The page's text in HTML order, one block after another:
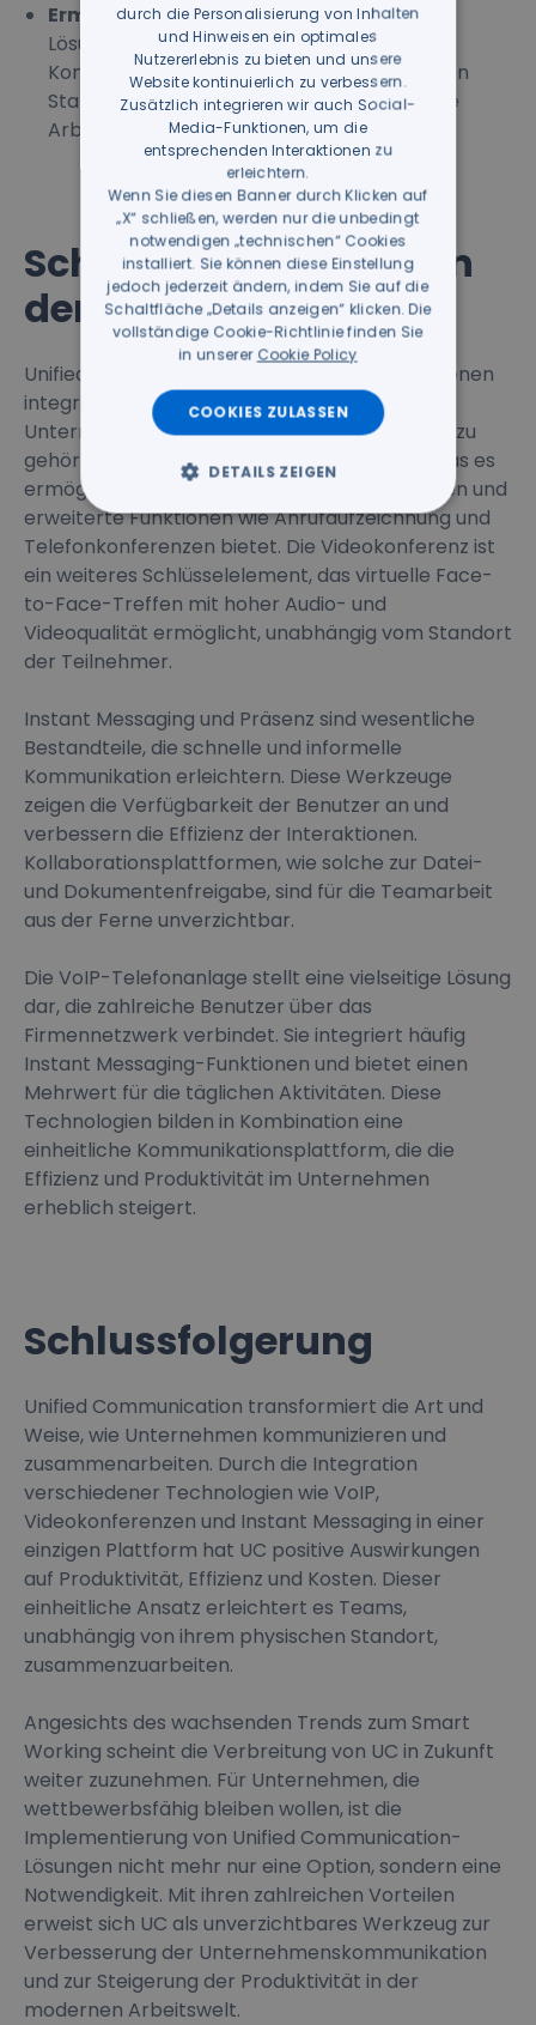
Ermöglichung von Smart Working: UC-
Lösungen ermöglichen eine effektive
Kommunikation unabhängig vom physischen
Standort, unterstützen flexibles und remote
Arbeiten.
Schlüsseltechnologien
der UC
Unified Communication basiert auf verschiedenen
integrierten Technologien, die die
Unternehmenskommunikation optimieren. Dazu
gehört VoIP (Voice over Internet Protocol), das es
ermöglicht, Anrufe über das Internet zu tätigen und
erweiterte Funktionen wie Anrufaufzeichnung und
Telefonkonferenzen bietet. Die Videokonferenz ist
ein weiteres Schlüsselelement, das virtuelle Face-
to-Face-Treffen mit hoher Audio- und
Videoqualität ermöglicht, unabhängig vom Standort
der Teilnehmer.
Instant Messaging und Präsenz sind wesentliche
Bestandteile, die schnelle und informelle
Kommunikation erleichtern. Diese Werkzeuge
zeigen die Verfügbarkeit der Benutzer an und
verbessern die Effizienz der Interaktionen.
Kollaborationsplattformen, wie solche zur Datei-
und Dokumentenfreigabe, sind für die Teamarbeit
aus der Ferne unverzichtbar.
Die VoIP-Telefonanlage stellt eine vielseitige Lösung
dar, die zahlreiche Benutzer über das
Firmennetzwerk verbindet. Sie integriert häufig
Instant Messaging-Funktionen und bietet einen
Mehrwert für die täglichen Aktivitäten. Diese
Technologien bilden in Kombination eine
einheitliche Kommunikationsplattform, die die
Effizienz und Produktivität im Unternehmen
erheblich steigert.
Schlussfolgerung
Unified Communication transformiert die Art und
Weise, wie Unternehmen kommunizieren und
zusammenarbeiten. Durch die Integration
verschiedener Technologien wie VoIP,
Videokonferenzen und Instant Messaging in einer
einzigen Plattform hat UC positive Auswirkungen
auf Produktivität, Effizienz und Kosten. Dieser
einheitliche Ansatz erleichtert es Teams,
unabhängig von ihrem physischen Standort,
zusammenzuarbeiten.
Angesichts des wachsenden Trends zum Smart
Working scheint die Verbreitung von UC in Zukunft
weiter zuzunehmen. Für Unternehmen, die
wettbewerbsfähig bleiben wollen, ist die
Implementierung von Unified Communication-
Lösungen nicht mehr nur eine Option, sondern eine
Notwendigkeit. Mit ihren zahlreichen Vorteilen
erweist sich UC als unverzichtbares Werkzeug zur
Verbesserung der Unternehmenskommunikation
und zur Steigerung der Produktivität in der
modernen Arbeitswelt.
GERMAN
durch die Personalisierung von Inhalten
und Hinweisen ein optimales
Nutzererlebnis zu bieten und unsere
Website kontinuierlich zu verbessern.
Zusätzlich integrieren wir auch Social-
Media-Funktionen, um die
entsprechenden Interaktionen zu
erleichtern.
Wenn Sie diesen Banner durch Klicken auf
„X“ schließen, werden nur die unbedingt
notwendigen „technischen“ Cookies
installiert. Sie können diese Einstellung
jedoch jederzeit ändern, indem Sie auf die
Schaltfläche „Details anzeigen“ klicken. Die
vollständige Cookie-Richtlinie finden Sie
in unserer Cookie Policy
COOKIES ZULASSEN
DETAILS ZEIGEN